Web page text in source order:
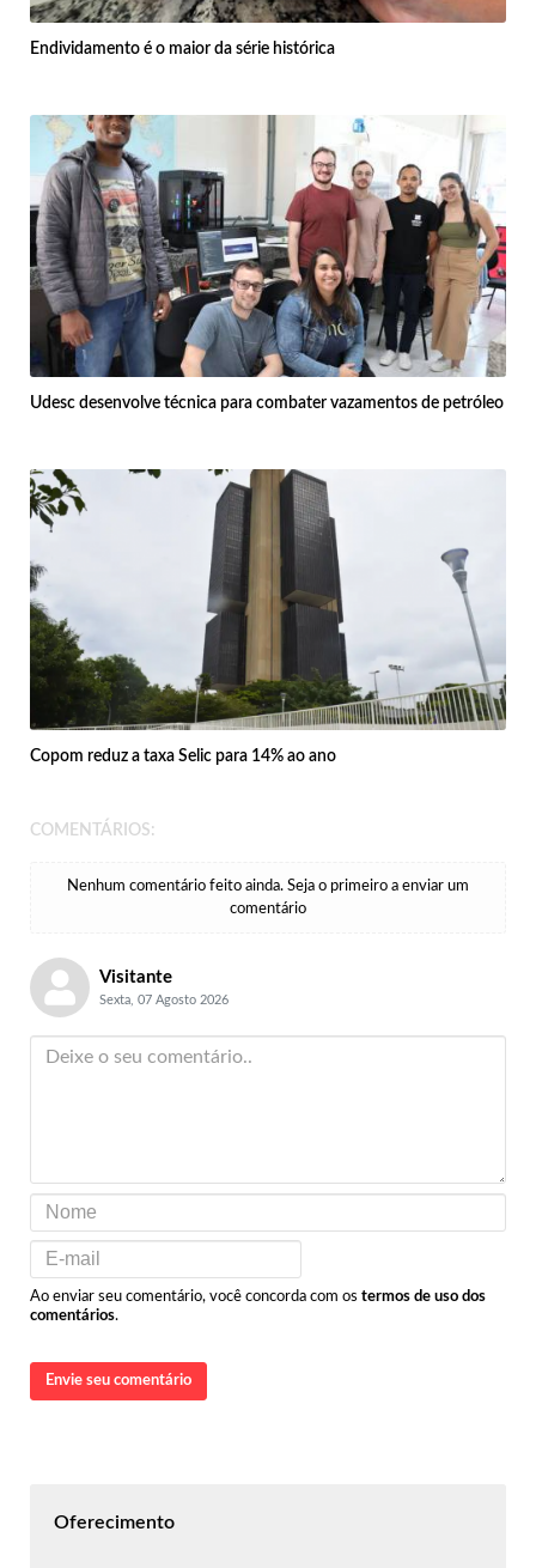
Endividamento é o maior da série histórica
Udesc desenvolve técnica para combater vazamentos de petróleo
Copom reduz a taxa Selic para 14% ao ano
COMENTÁRIOS:
Nenhum comentário feito ainda. Seja o primeiro a enviar um
comentário
Visitante
Sexta, 07 Agosto 2026
Ao enviar seu comentário, você concorda com os termos de uso dos
comentários.
Envie seu comentário
Oferecimento